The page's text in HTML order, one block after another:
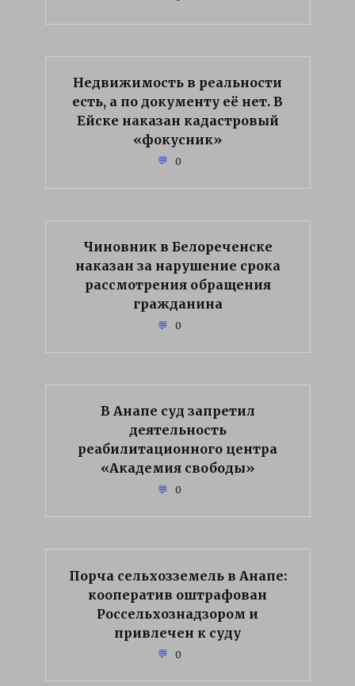
Недвижимость в реальности
есть, а по документу её нет. В
Ейске наказан кадастровый
«фокусник»
0
Чиновник в Белореченске
наказан за нарушение срока
рассмотрения обращения
гражданина
0
В Анапе суд запретил
деятельность
реабилитационного центра
«Академия свободы»
0
Порча сельхозземель в Анапе:
кооператив оштрафован
Россельхознадзором и
привлечен к суду
0